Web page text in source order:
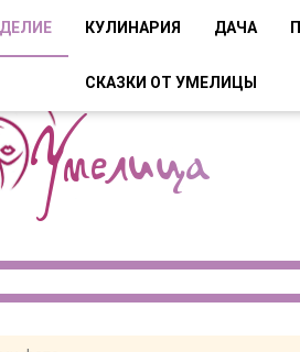
КУЛИНАРИЯ ДАЧА
СКАЗКИ ОТ УМЕЛИЦЫ